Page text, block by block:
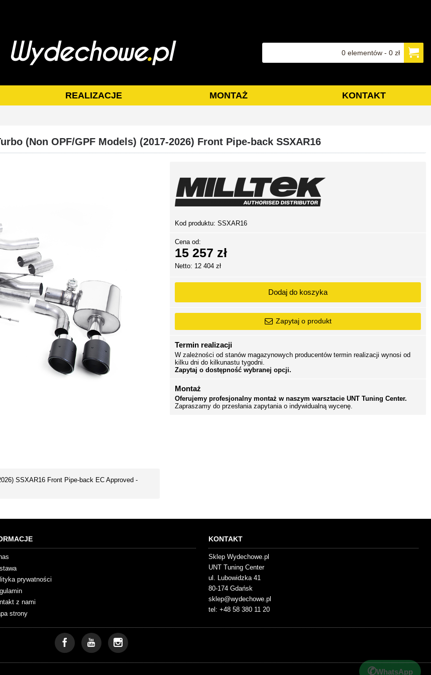
0 elementów - 0 zł
REALIZACJE MONTAŻ KONTAKT
(Non OPF/GPF Models) (2017-2026) Front Pipe-back SSXAR16
SSXAR16 Front Pipe-back EC Approved -
Kod produktu:SSXAR16
Cena od:
15 257 zł
Netto: 12 404 zł
Dodaj do koszyka
Zapytaj o produkt
Termin realizacji
W zależności od stanów magazynowych producentów termin realizacji wynosi od
kilku dni do kilkunastu tygodni.
Zapytaj o dostępność wybranej opcji.
Montaż
Oferujemy profesjonalny montaż w naszym warsztacie UNT Tuning Center.
Zapraszamy do przesłania zapytania o indywidualną wycenę.
✆WhatsApp
prywatności
z nami
strony
KONTAKT
Sklep Wydechowe.pl
UNT Tuning Center
ul. Lubowidzka 41
80-174 Gdańsk
sklep@wydechowe.pl
tel: +48 58 380 11 20